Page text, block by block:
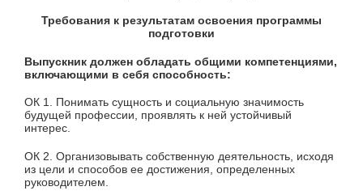
Требования к результатам освоения программы
подготовки
Выпускник должен обладать общими компетенциями,
включающими в себя способность:
ОК 1. Понимать сущность и социальную значимость
будущей профессии, проявлять к ней устойчивый
интерес.
ОК 2. Организовывать собственную деятельность, исходя
из цели и способов ее достижения, определенных
руководителем.